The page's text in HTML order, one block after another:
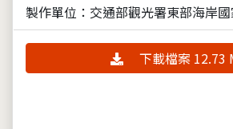
製作單位：交通部觀光署東部海岸
下載檔案 12.73